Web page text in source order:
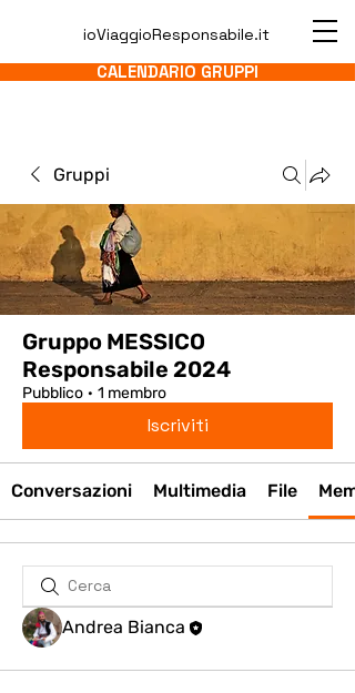
ioViaggioResponsabile.it
CALENDARIO GRUPPI
Gruppi
Gruppo MESSICO
Responsabile 2024
Pubblico · 1 membro
Iscriviti
Conversazioni Multimedia File
Andrea Bianca